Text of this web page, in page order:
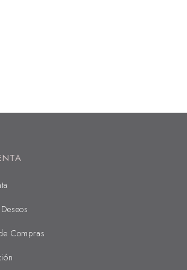
Compras